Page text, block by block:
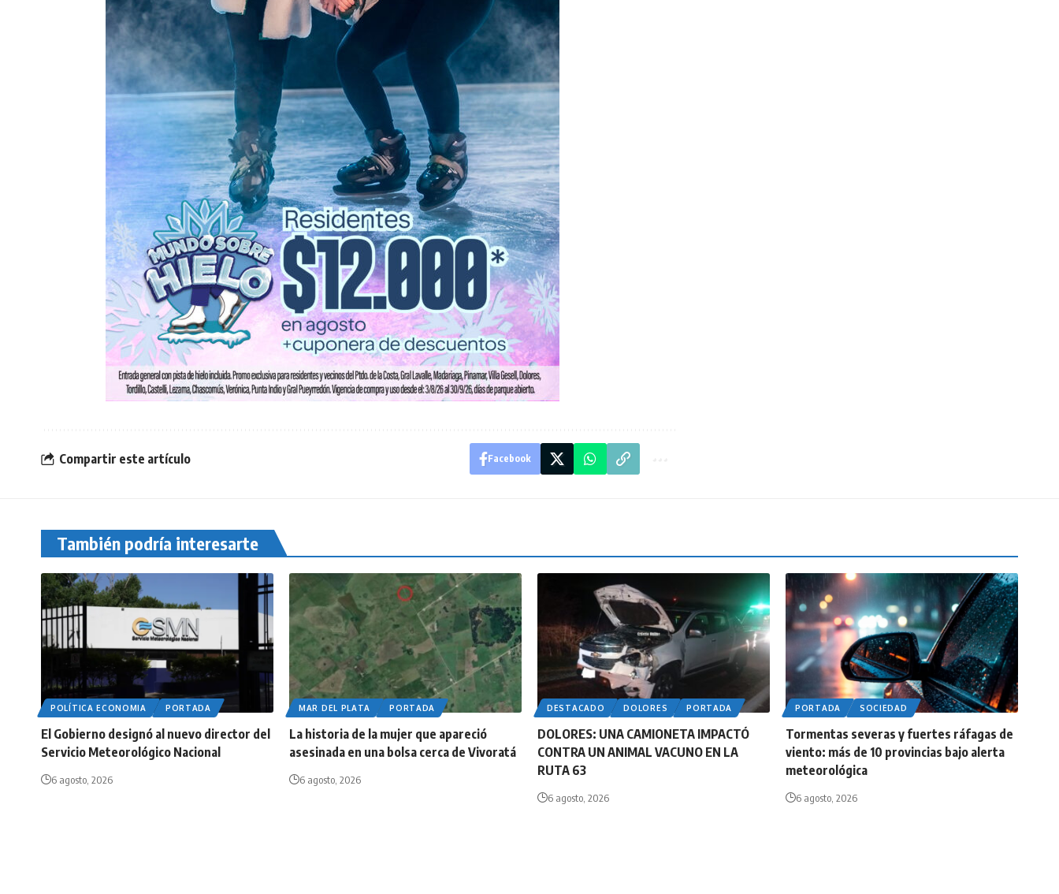
Compartir este artículo Facebook
También podría interesarte
POLÍTICA ECONOMIA PORTADA
El Gobierno designó al nuevo director del
Servicio Meteorológico Nacional
6 agosto, 2026
MAR DEL PLATA PORTADA
La historia de la mujer que apareció
asesinada en una bolsa cerca de Vivoratá
6 agosto, 2026
DESTACADO DOLORES PORTADA
DOLORES: UNA CAMIONETA IMPACTÓ
CONTRA UN ANIMAL VACUNO EN LA
RUTA 63
6 agosto, 2026
PORTADA SOCIEDAD
Tormentas severas y fuertes ráfagas de
viento: más de 10 provincias bajo alerta
meteorológica
6 agosto, 2026